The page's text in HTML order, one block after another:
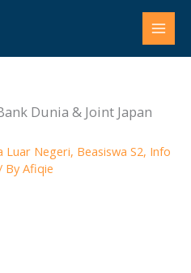
Dunia & Joint Japan
Luar Negeri, Beasiswa S2, Info
ByAfiqie